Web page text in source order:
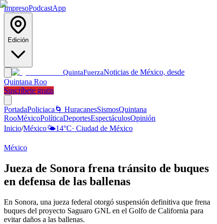
ImpresoPodcastApp
Edición
QuintaFuerzaNoticias de México, desde
Quintana Roo
Suscríbete gratis
PortadaPoliciaca 🌀 HuracanesSismosQuintana
RooMéxicoPolíticaDeportesEspectáculosOpinión
Inicio/México🌤️14°C· Ciudad de México
México
Jueza de Sonora frena tránsito de buques
en defensa de las ballenas
En Sonora, una jueza federal otorgó suspensión definitiva que frena
buques del proyecto Saguaro GNL en el Golfo de California para
evitar daños a las ballenas.